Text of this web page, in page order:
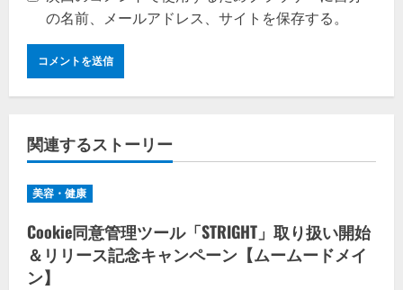
の名前、メールアドレス、サイトを保存する。
関連するストーリー
美容・健康
Cookie同意管理ツール「STRIGHT」取り扱い開始
＆リリース記念キャンペーン【ムームードメイ
ン】